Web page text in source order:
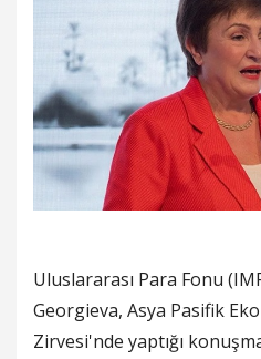
Uluslararası Para Fonu
Georgieva, Asya Pasifik
Zirvesi'nde yaptığı